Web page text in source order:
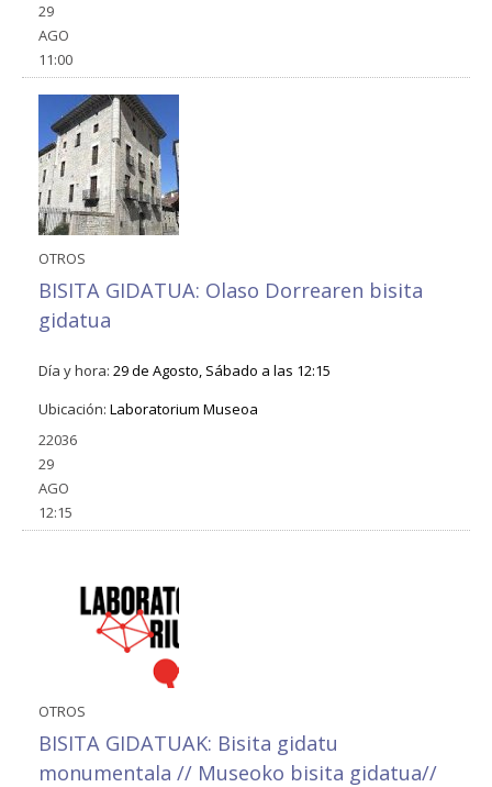
29
AGO
11:00
OTROS
BISITA GIDATUA: Olaso Dorrearen bisita
gidatua
Día y hora: 29 de Agosto, Sábado a las 12:15
Ubicación: Laboratorium Museoa
22036
29
AGO
12:15
OTROS
BISITA GIDATUAK: Bisita gidatu
monumentala // Museoko bisita gidatua//